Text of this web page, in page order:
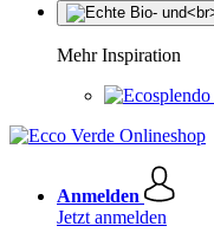
Mehr Inspiration
Anmelden
Jetzt anmelden